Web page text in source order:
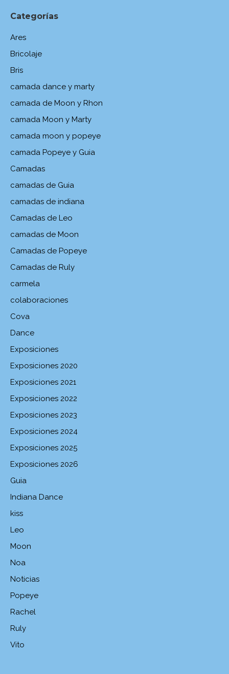
Categorías
Ares
Bricolaje
Bris
camada dance y marty
camada de Moon y Rhon
camada Moon y Marty
camada moon y popeye
camada Popeye y Guia
Camadas
camadas de Guia
camadas de indiana
Camadas de Leo
camadas de Moon
Camadas de Popeye
Camadas de Ruly
carmela
colaboraciones
Cova
Dance
Exposiciones
Exposiciones 2020
Exposiciones 2021
Exposiciones 2022
Exposiciones 2023
Exposiciones 2024
Exposiciones 2025
Exposiciones 2026
Guia
Indiana Dance
kiss
Leo
Moon
Noa
Noticias
Popeye
Rachel
Ruly
Vito